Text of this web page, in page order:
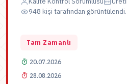
948 kişi tarafından görüntülendi.
Tam Zamanlı
20.07.2026
28.08.2026